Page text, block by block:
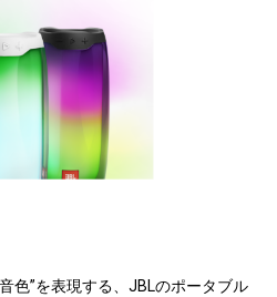
色”を表現する、JBLのポータブル